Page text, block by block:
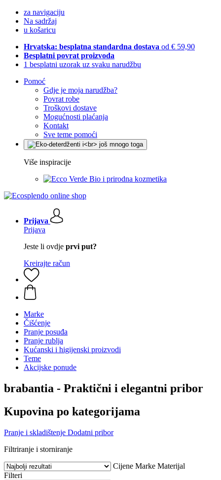
za navigaciju
Na sadržaj
u košaricu
Hrvatska: besplatna standardna dostava od € 59,90
Besplatni povrat proizvoda
1 besplatni uzorak uz svaku narudžbu
Pomoć
Gdje je moja narudžba?
Povrat robe
Troškovi dostave
Mogućnosti plaćanja
Kontakt
Sve teme pomoći
Više inspiracije
Bio i prirodna kozmetika
Prijava
Prijava
Jeste li ovdje prvi put?
Kreirajte račun
Marke
Čišćenje
Pranje posuđa
Pranje rublja
Kućanski i higijenski proizvodi
Teme
Akcijske ponude
brabantia - Praktični i elegantni pribor
Kupovina po kategorijama
Pranje i skladištenje Dodatni pribor
Filtriranje i storniranje
Cijene Marke Materijal
Filteri